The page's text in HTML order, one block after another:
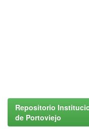
Repositorio
de Portoviejo